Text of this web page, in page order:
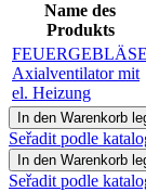
Name des
Produkts
FEUERGEBLÄSE
Axialventilator mit
el. Heizung
Seřadit podle
Seřadit podle